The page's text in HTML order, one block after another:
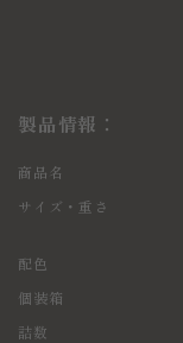
製品情報：
商品名
サイズ・重さ
配色
個装箱
詰数